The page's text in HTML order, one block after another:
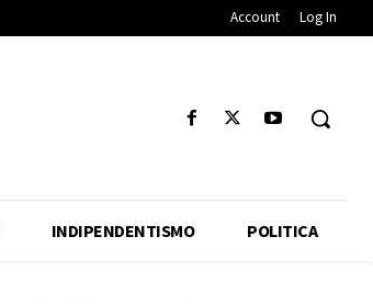
Account Log In
INDIPENDENTISMO POLITICA